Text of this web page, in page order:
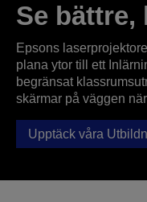
Se bättre,
Epsons
plana ytor till ett
begränsat
skärmar på väggen
Upptäck våra